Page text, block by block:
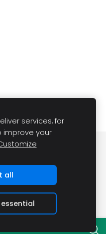
Sīkdatnes
services, for
improve your
all